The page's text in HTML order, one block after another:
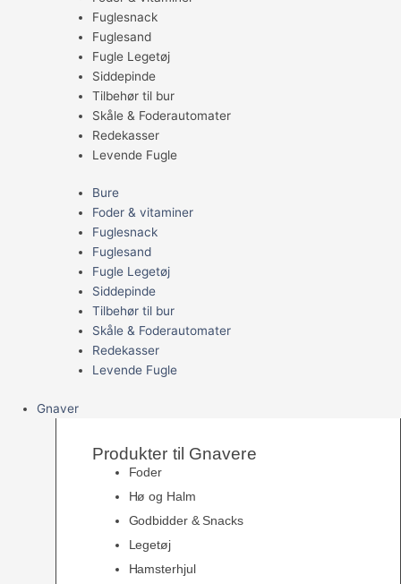
Fuglesnack
Fuglesand
Fugle Legetøj
Siddepinde
Tilbehør til bur
Skåle & Foderautomater
Redekasser
Levende Fugle
Bure
Foder & vitaminer
Fuglesnack
Fuglesand
Fugle Legetøj
Siddepinde
Tilbehør til bur
Skåle & Foderautomater
Redekasser
Levende Fugle
Gnaver
Produkter til Gnavere
Foder
Hø og Halm
Godbidder & Snacks
Legetøj
Hamsterhjul